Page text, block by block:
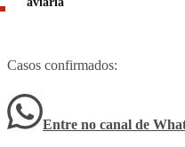
Casos confirmados:
Entre no canal de